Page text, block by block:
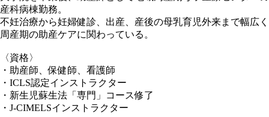
産科病棟勤務。
不妊治療から妊婦健診、出産、産後の母乳育児外来まで幅広く
周産期の助産ケアに関わっている。
〈資格〉
・助産師、保健師、看護師
・ICLS認定インストラクター
・新生児蘇生法「専門」コース修了
・J-CIMELSインストラクター